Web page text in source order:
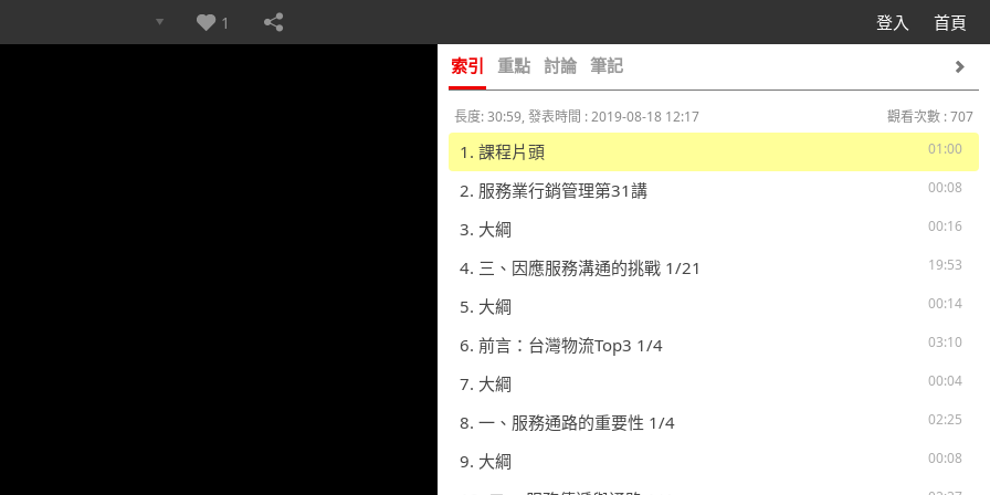
登入 首頁
1
索引 重點 討論 筆記
長度: 30:59, 發表時間 : 2019-08-18 12:17
觀看次數 : 707
01:00
1. 課程片頭
00:08
2. 服務業行銷管理第31講
00:16
3. 大綱
19:53
4. 三、因應服務溝通的挑戰 1/21
00:14
5. 大綱
03:10
6. 前言：台灣物流Top3 1/4
00:04
7. 大綱
02:25
8. 一、服務通路的重要性 1/4
00:08
9. 大綱